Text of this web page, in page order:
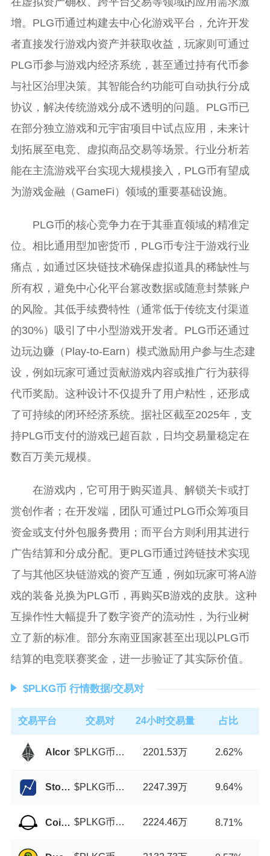
增。PLG币通过构建去中心化游戏平台，允许开发
者直接发行游戏内资产并获取收益，玩家则可通过
PLG币参与游戏内经济系统，甚至通过持有代币参
与社区治理决策。其智能合约功能可自动执行分成
协议，解决传统游戏分成不透明的问题。PLG币已
在部分独立游戏和元宇宙项目中试点应用，未来计
划拓展至电竞、虚拟商品交易等场景。行业分析若
能在主流游戏平台实现大规模接入，PLG币有望成
为游戏金融（GameFi）领域的重要基础设施。
PLG币的核心竞争力在于其垂直领域的精准定
位。相比通用型加密货币，PLG币专注于游戏行业
痛点，如通过区块链技术确保虚拟道具的稀缺性与
所有权，避免中心化平台篡改数据或随意封禁账户
的风险。其低手续费特性（通常低于传统支付渠道
的30%）吸引了中小型游戏开发者。PLG币还通过
边玩边赚（Play-to-Earn）模式激励用户参与生态建
设，例如玩家可通过贡献游戏内容或推广行为获得
代币奖励。这种设计不仅提升了用户粘性，还形成
了可持续的闭环经济系统。据社区截至2025年，支
持PLG币支付的游戏已超百款，日均交易量稳定在
数百万美元规模。
在游戏内，它可用于购买道具、解锁关卡或打
赏创作者；在开发端，团队可通过PLG币众筹项目
资金或支付外包服务费用；而平台方则利用其进行
广告结算和分成分配。更PLG币通过跨链技术实现
了与其他区块链游戏的资产互通，例如玩家可将A游
戏的装备兑换为PLG币，再购买B游戏的皮肤。这种
互操作性大幅提升了数字资产的流动性，为行业树
立了新的标准。部分东南亚国家甚至出现以PLG币
结算的电竞联赛奖金，进一步验证了其实际价值。
$PLKG币 行情数据/交易对
交易平台 交易对 24小时交易量 占比
Alcor $PLKG币/USDT 2201.53万 2.62%
Stocks.Exchange $PLKG币/USDT 2247.39万 9.64%
CoinJar Exchange $PLKG币/USDT 2224.46万 8.71%